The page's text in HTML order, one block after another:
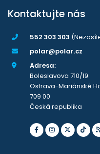
Kontaktujte nás
552 303 303
polar@polar.cz
Adresa:
Boleslavova 710/19
Ostrava-Mariánské
709 00
Česká republika